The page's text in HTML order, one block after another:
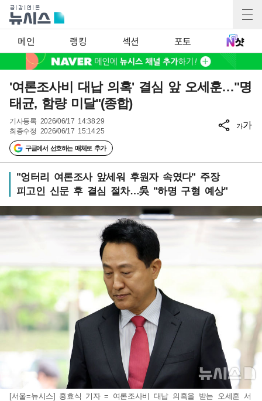
메인 랭킹 섹션 포토
'여론조사비 대납 의혹' 결심 앞 오세훈…"명
태균, 함량 미달"(종합)
기사등록 2026/06/17 14:38:29
최종수정 2026/06/17 15:14:25
구글에서 선호하는 매체로 추가
가가
"엉터리 여론조사 앞세워 후원자 속였다" 주장
피고인 신문 후 결심 절차…吳 "하명 구형 예상"
[서울=뉴시스] 홍효식 기자 = 여론조사비 대납 의혹을 받는 오세훈 서